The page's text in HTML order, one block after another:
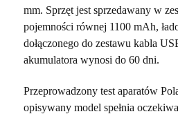
mm. Sprzęt jest sprzedawany w
pojemności równej 1100 mAh,
dołączonego do zestawu kabla
akumulatora wynosi do 60 dni.
Przeprowadzony test aparatów
opisywany model spełnia